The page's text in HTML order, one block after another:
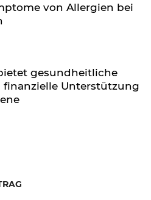
von Allergien bei
gesundheitliche
finanzielle Unterstützung